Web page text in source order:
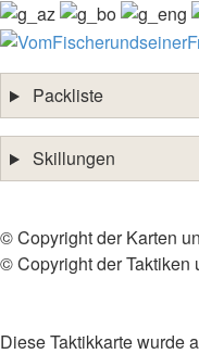
Packliste
Skillungen
©️ Copyright der Karten
©️ Copyright der Taktiken
Diese Taktikkarte wurde